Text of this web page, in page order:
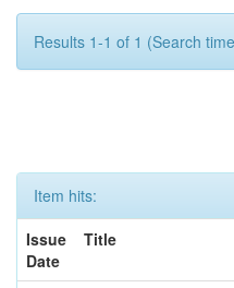
Results 1-1 of 1 (Search
Item hits:
Issue
Date
Title